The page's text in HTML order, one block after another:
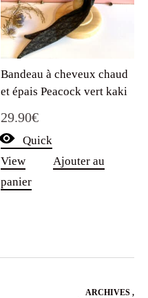
Bandeau à cheveux chaud
et épais Peacock vert kaki
29.90€
Quick
View
Ajouter au
panier
ARCHIVES ,